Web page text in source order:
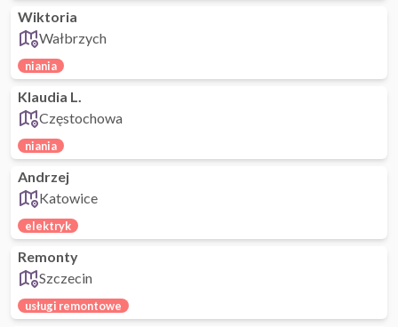
Wiktoria
Wałbrzych
niania
Klaudia L.
Częstochowa
niania
Andrzej
Katowice
elektryk
Remonty
Szczecin
usługi remontowe